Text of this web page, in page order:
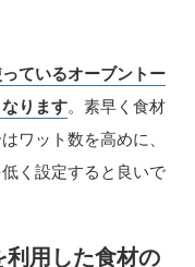
ているオーブントー
ります。素早く食材
ワット数を高めに、
く設定すると良いで
利用した食材の